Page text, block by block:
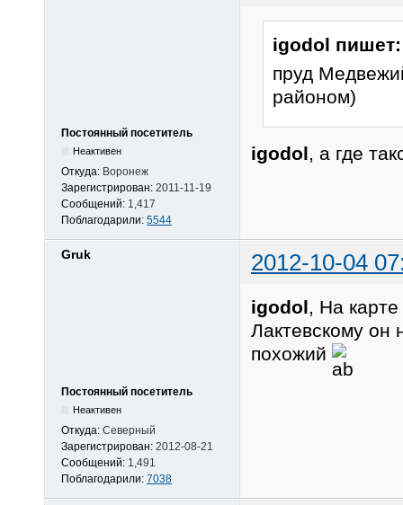
Постоянный посетитель
Неактивен
Откуда: Воронеж
Зарегистрирован: 2011-11-19
Сообщений: 1,417
Поблагодарили: 5544
igodol пишет:
пруд
районом)
igodol, а где
Gruk 2012-10-04
Постоянный посетитель
Неактивен
Откуда: Северный
Зарегистрирован: 2012-08-21
Сообщений: 1,491
Поблагодарили: 7038
igodol , На
Лактевскому он
похожий